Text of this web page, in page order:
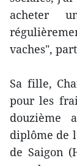
acheter
vaches",
Sa fille,
pour les
douzième
diplôme de
de Saigon